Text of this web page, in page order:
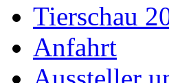
Tierschau
Anfahrt